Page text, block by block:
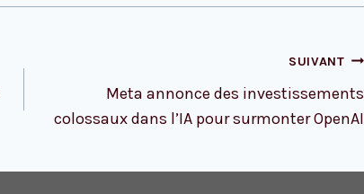
SUIVANT
Meta annonce des investissements
colossaux dans l’IA pour surmonter OpenAI